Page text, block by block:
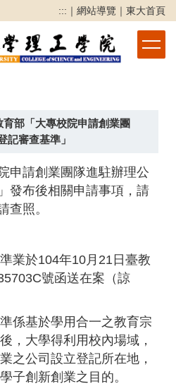
::: ｜ 網站導覽 ｜ 東大首頁
育部「大專校院申請創業團
記審查基準」
申請創業團隊進駐辦理公
發布後相關申請事項，請
查照。
業於104年10月21日臺教
號函送在案（諒
係基於學用合一之教育宗
，大學得利用校內場域，
之公司設立登記所在地，
子創新創業之目的。